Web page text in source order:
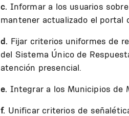
c. Informar a los usuarios
mantener actualizado el portal
d. Fijar criterios uniformes de
del Sistema Único de
atención presencial.
e. Integrar a los Municipios de
f. Unificar criterios de